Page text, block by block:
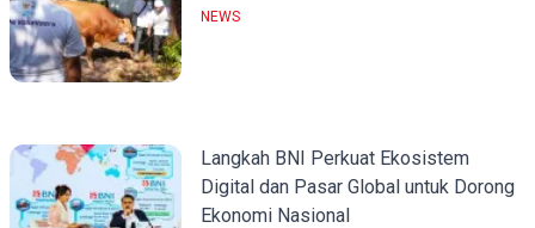
NEWS
Langkah BNI Perkuat Ekosistem
Digital dan Pasar Global untuk Dorong
Ekonomi Nasional